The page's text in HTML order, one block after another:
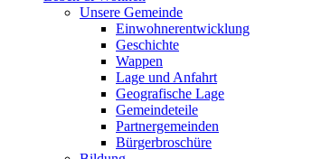
Unsere Gemeinde
Einwohnerentwicklung
Geschichte
Wappen
Lage und Anfahrt
Geografische Lage
Gemeindeteile
Partnergemeinden
Bürgerbroschüre